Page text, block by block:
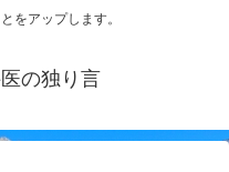
をアップします。
の独り言